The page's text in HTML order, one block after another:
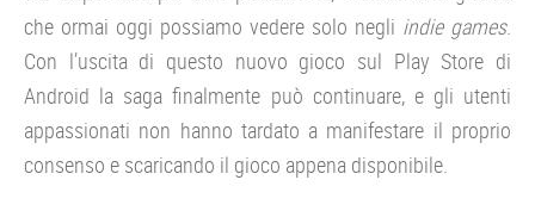
che ormai oggi possiamo vedere solo negli indie games.
Con l’uscita di questo nuovo gioco sul Play Store di
Android la saga finalmente può continuare, e gli utenti
appassionati non hanno tardato a manifestare il proprio
consenso e scaricando il gioco appena disponibile.